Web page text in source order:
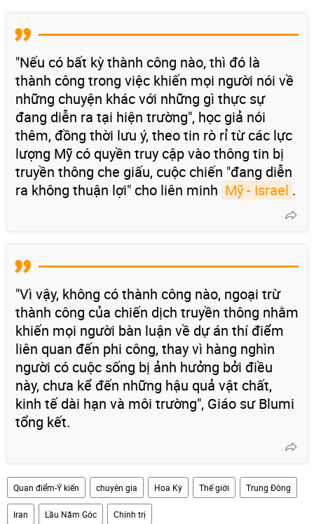
"Nếu có bất kỳ thành công nào, thì đó là
thành công trong việc khiến mọi người nói về
những chuyện khác với những gì thực sự
đang diễn ra tại hiện trường", học giả nói
thêm, đồng thời lưu ý, theo tin rò rỉ từ các lực
lượng Mỹ có quyền truy cập vào thông tin bị
truyền thông che giấu, cuộc chiến "đang diễn
ra không thuận lợi" cho liên minh Mỹ - Israel .
"Vì vậy, không có thành công nào, ngoại trừ
thành công của chiến dịch truyền thông nhằm
khiến mọi người bàn luận về dự án thí điểm
liên quan đến phi công, thay vì hàng nghìn
người có cuộc sống bị ảnh hưởng bởi điều
này, chưa kể đến những hậu quả vật chất,
kinh tế dài hạn và môi trường", Giáo sư Blumi
tổng kết.
Quan điểm-Ý kiến chuyên gia Hoa Kỳ Thế giới Trung Đông
Iran Lầu Năm Góc Chính trị